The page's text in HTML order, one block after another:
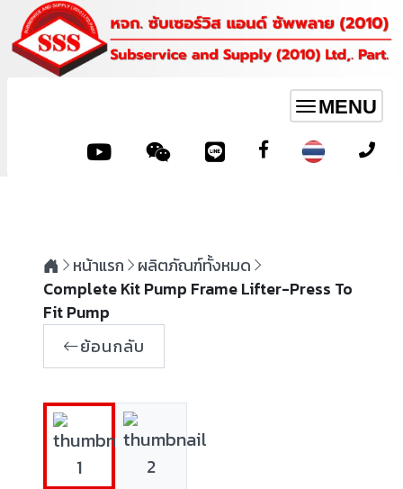
Toggle
navigation
MENU
หน้าแรก
ผลิตภัณฑ์ทั้งหมด
Complete Kit Pump Frame Lifter-Press To
Fit Pump
ย้อนกลับ